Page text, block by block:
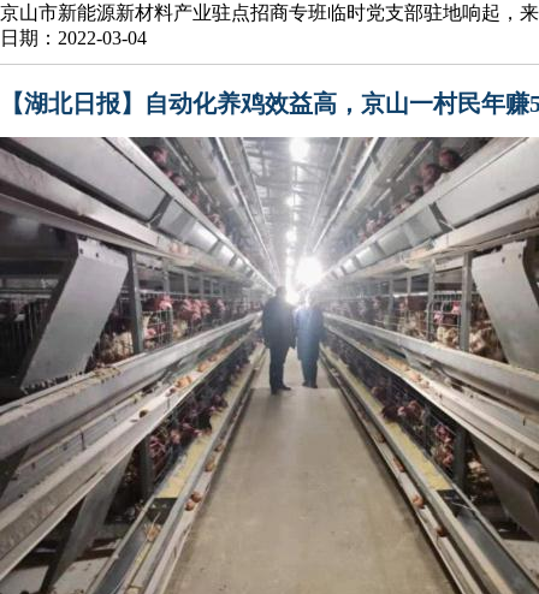
京山市新能源新材料产业驻点招商专班临时党支部驻地响起，
日期：2022-03-04
【湖北日报】自动化养鸡效益高，京山一村民年赚